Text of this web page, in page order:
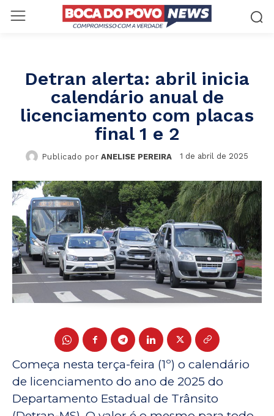
Detran alerta: abril inicia
calendário anual de
licenciamento com placas
final 1 e 2
Publicado por ANELISE PEREIRA 1 de abril de 2025
Começa nesta terça-feira (1º) o calendário
de licenciamento do ano de 2025 do
Departamento Estadual de Trânsito